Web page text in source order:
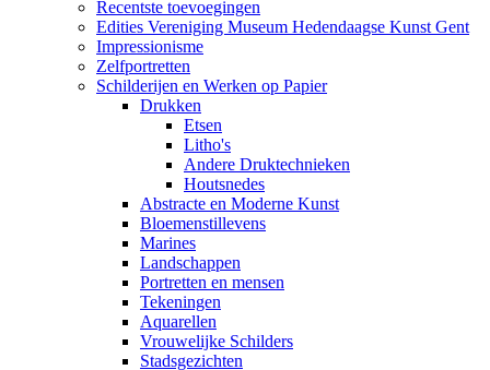
Recentste toevoegingen
Edities Vereniging Museum Hedendaagse Kunst Gent
Impressionisme
Zelfportretten
Schilderijen en Werken op Papier
Drukken
Etsen
Litho's
Andere Druktechnieken
Houtsnedes
Abstracte en Moderne Kunst
Bloemenstillevens
Marines
Landschappen
Portretten en mensen
Tekeningen
Aquarellen
Vrouwelijke Schilders
Stadsgezichten